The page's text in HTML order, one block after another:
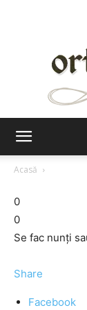
Acasă
0
0
Se fac nunţi
Share
Facebook